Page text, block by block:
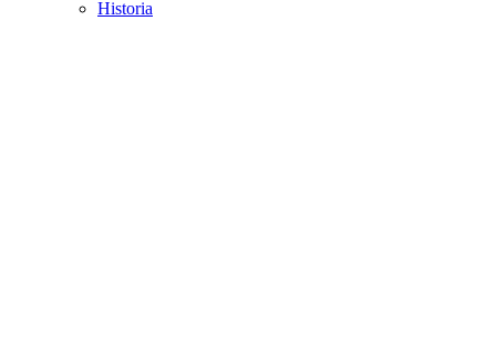
Historia